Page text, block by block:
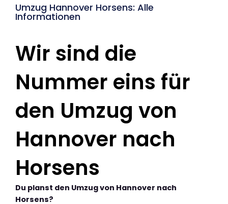
Umzug Hannover Horsens: Alle
Informationen
Wir sind die
Nummer eins für
den Umzug von
Hannover nach
Horsens
Du planst den Umzug von Hannover nach
Horsens?